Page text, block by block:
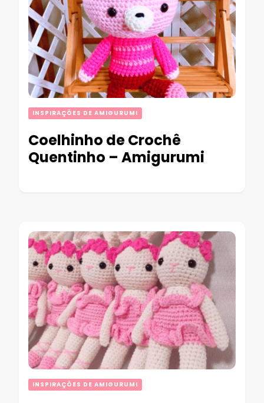
INSPIRAÇÕES DE AMIGURUMI
Coelhinho de Crochê
Quentinho – Amigurumi
INSPIRAÇÕES DE AMIGURUMI